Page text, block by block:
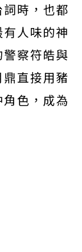
時，也都
有人味的神
察符皓與
直接用豬
色，成為